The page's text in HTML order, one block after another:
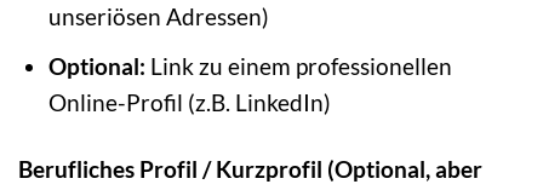
unseriösen Adressen)
Optional: Link zu einem professionellen
Online-Profil (z.B. LinkedIn)
Berufliches Profil / Kurzprofil (Optional, aber